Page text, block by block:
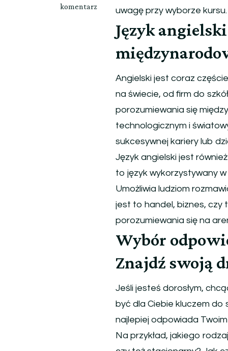
komentarz
wpisie
angielskiego
uwagę przy wyborze kursu.
Język
Angielski jest coraz
na świecie, od firm do
porozumiewania się
technologicznym i
sukcesywnej kariery lub
Język angielski jest
to język wykorzystywany
Umożliwia ludziom
jest to handel, biznes, czy
porozumiewania się na
Wybór
Znajdź swoją
Jeśli jesteś dorosłym,
być dla Ciebie kluczem do
najlepiej odpowiada
Na przykład, jakiego